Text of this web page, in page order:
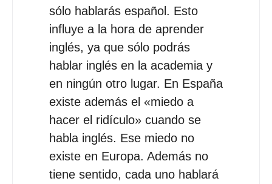
sólo hablarás español. Esto
influye a la hora de aprender
inglés, ya que sólo podrás
hablar inglés en la academia y
en ningún otro lugar. En España
existe además el «miedo a
hacer el ridículo» cuando se
habla inglés. Ese miedo no
existe en Europa. Además no
tiene sentido, cada uno hablará